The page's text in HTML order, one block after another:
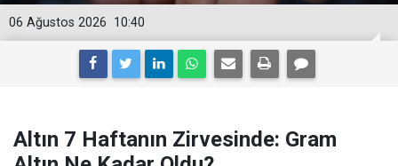
10:40
06 Ağustos 2026
Altın 7 Haftanın Zirvesinde: Gram